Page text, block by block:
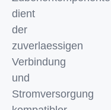
dient
der
zuverlaessigen
Verbindung
und
Stromversorgung